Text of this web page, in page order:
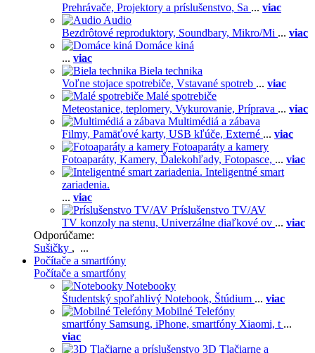
Prehrávače, Projektory a príslušenstvo, Sa ... viac
Audio
Bezdrôtové reproduktory, Soundbary, Mikro/Mi ... viac
Domáce kiná
... viac
Biela technika
Voľne stojace spotrebiče, Vstavané spotreb ... viac
Malé spotrebiče
Meteostanice, teplomery, Vykurovanie, Príprava ... viac
Multimédiá a zábava
Filmy, Pamäťové karty, USB kľúče, Externé ... viac
Fotoaparáty a kamery
Fotoaparáty, Kamery, Ďalekohľady, Fotopasce, ... viac
Inteligentné smart
zariadenia.
... viac
Príslušenstvo TV/AV
TV konzoly na stenu, Univerzálne diaľkové ov ... viac
Odporúčame:
Sušičky , ...
Počítače a smartfóny
Počítače a smartfóny
Notebooky
Študentský spoľahlivý Notebook, Štúdium ... viac
Mobilné Telefóny
smartfóny Samsung, iPhone, smartfóny Xiaomi, t ...
viac
3D Tlačiarne a